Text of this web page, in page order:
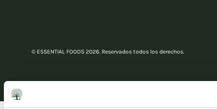
© ESSENTIAL FOODS 2026. Reservados todos los derechos.